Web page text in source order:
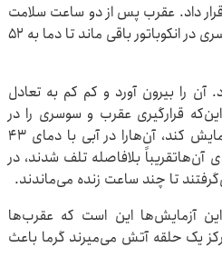
داد. عقرب پس از دو ساعت سلامت
و توان اولیه خود را بازیافت. سوسری در انکوباتور باقی ماند تا دما به 52
آن را بیرون آورد و کم کم به تعادل
قرارگیری عقرب و سوسری را در
فضای گرم اما خیس و مایع آزمایش کند، آن‌هارا در آبی با دمای 43
آن‌هاتقریباً بلافاصله تلف شدند، در
تا چند ساعت زنده می‌ماندند.
این آزمایش‌ها این است که عقرب‌ها
یک حلقه آتش می‌میرند گرما باعث